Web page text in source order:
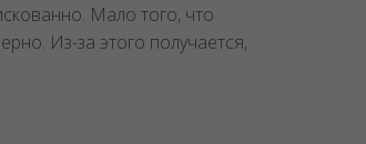
Мало того, что
Из-за этого получается,